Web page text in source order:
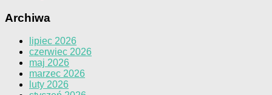
Archiwa
lipiec 2026
czerwiec 2026
maj 2026
marzec 2026
luty 2026